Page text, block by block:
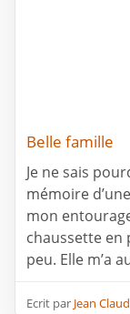
Belle famille
Je ne sais
mémoire
mon
chaussette en
peu. Elle m’a
Ecrit par Jean